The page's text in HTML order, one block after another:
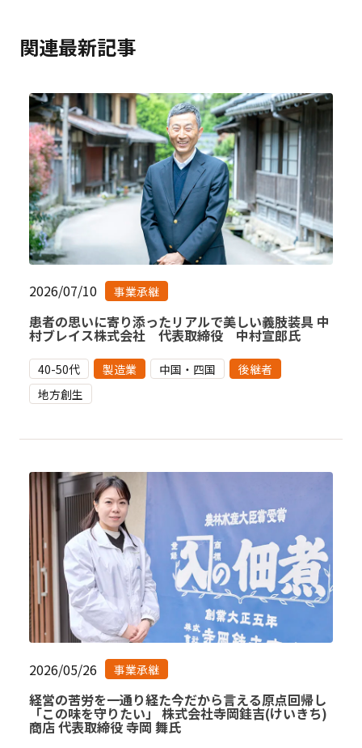
関連最新記事
2026/07/10 事業承継
患者の思いに寄り添ったリアルで美しい義肢装具 中
村ブレイス株式会社 代表取締役 中村宣郎氏
40-50代 製造業 中国・四国
後継者
地方創生
2026/05/26 事業承継
経営の苦労を一通り経た今だから言える原点回帰し
「この味を守りたい」 株式会社寺岡銈吉(けいきち)
商店 代表取締役 寺岡 舞氏